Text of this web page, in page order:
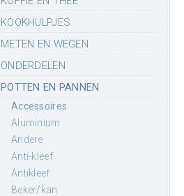
KOOKHULPJES
METEN EN WEGEN
ONDERDELEN
POTTEN EN PANNEN
accessoires
aluminium
andere
anti-kleef
antikleef
beker/kan